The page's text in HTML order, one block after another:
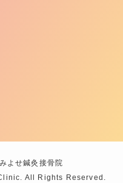
よせ鍼灸接骨院
All Rights Reserved.